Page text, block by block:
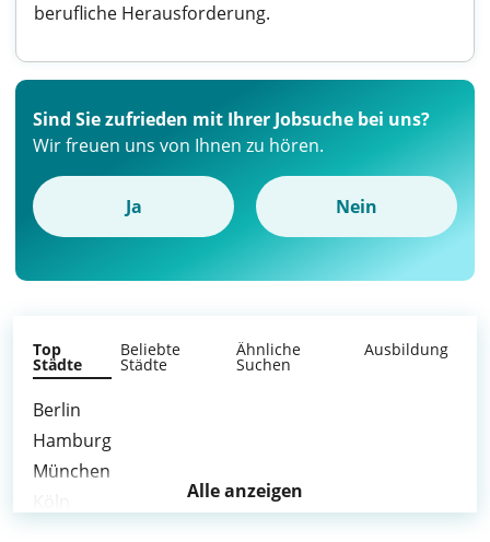
berufliche Herausforderung.
Sind Sie zufrieden mit Ihrer Jobsuche bei uns?
Wir freuen uns von Ihnen zu hören.
Ja Nein
Top
Städte
Beliebte
Städte
Ähnliche
Suchen
Ausbildung
Berlin
Hamburg
München
Alle anzeigen